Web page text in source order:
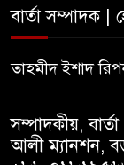
বার্তা সম্পাদক |
তাহমীদ ইশাদ
সম্পাদকীয়,
আলী ম্যানশন,